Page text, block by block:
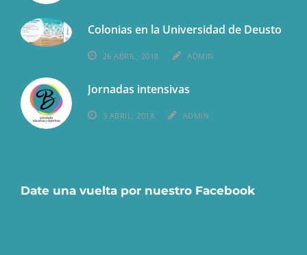
Colonias en la Universidad de Deusto
26 ABRIL, 2018 ADMIN
Jornadas intensivas
3 ABRIL, 2018 ADMIN
Date una vuelta por nuestro Facebook